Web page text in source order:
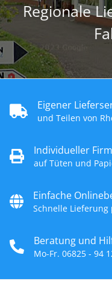
Regionale
Eigener
und Teilen von
Individueller
auf Tüten und
Einfache
Schnelle Lieferung
Beratung und
Mo-Fr. 06825 - 94